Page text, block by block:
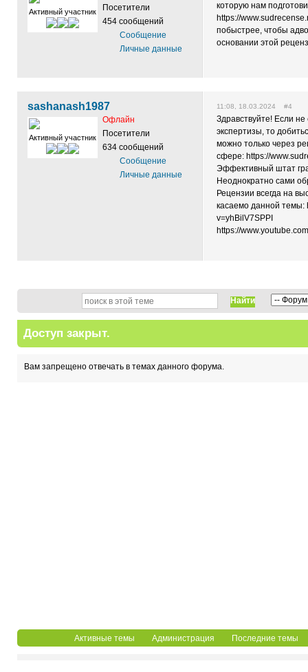
Активный участник
Посетители
454 сообщений
Сообщение
Личные данные
которую нам
https://
побыстрее, чтобы
основании этой
sashanash1987
Активный участник
Офлайн
Посетители
634 сообщений
Сообщение
Личные данные
11:08, 18.03.2024 #4
Здравствуйте! Если
экспертизы, то
можно только через
сфере: https://
Эффективный штат
Неоднократно сами
Рецензии всегда на
касаемо данной темы:
v=yhBilV7SPPI
https://
Найти
Доступ закрыт.
Вам запрещено отвечать в темах данного форума.
Активные темы Администрация Последние темы